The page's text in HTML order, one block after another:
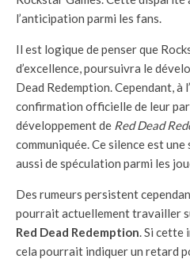
l’anticipation parmi les fans.
Il est logique de penser que
d’excellence, poursuivra le
Dead Redemption. Cependant, à
confirmation officielle de leur
développement de Red Dead
communiquée. Ce silence est
aussi de spéculation parmi les
Des rumeurs persistent
pourrait actuellement travailler
Red Dead Redemption. Si cette
cela pourrait indiquer un retard